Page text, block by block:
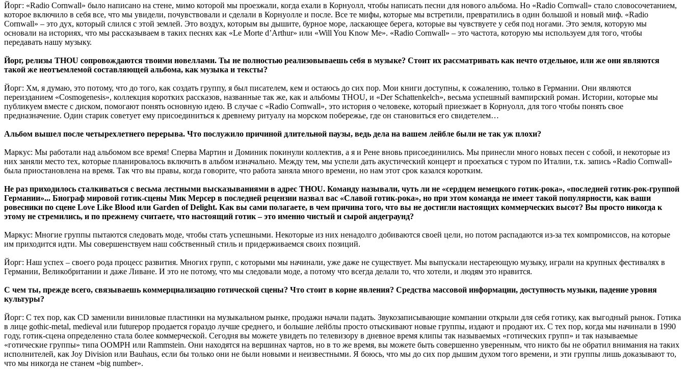
Йорг: «Radio Cornwall» было написано на стене, мимо которой мы проезжали, когда ехали в Корнуолл, чтобы написать песни для нового альбома. Но «Radio Cornwall» стало словосочетанием,
которое включило в себя все, что мы увидели, почувствовали и сделали в Корнуолле и после. Все те мифы, которые мы встретили, превратились в один большой и новый миф. «Radio
Cornwall» – это дух, который слился с этой землей. Это воздух, которым вы дышите, бурное море, ласкающее берега, которые вы чувствуете у себя под ногами. Это земля, которую мы
основали на историях, что мы рассказываем в таких песнях как «Le Morte d’Arthur» или «Will You Know Me». «Radio Cornwall» – это частота, которую мы используем для того, чтобы
передавать нашу музыку.
Йорг, релизы THOU сопровождаются твоими новеллами. Ты не полностью реализовываешь себя в музыке? Стоит их рассматривать как нечто отдельное, или же они являются
такой же неотъемлемой составляющей альбома, как музыка и тексты?
Йорг: Хм, я думаю, это потому, что до того, как создать группу, я был писателем, кем и остаюсь до сих пор. Мои книги доступны, к сожалению, только в Германии. Они являются
переизданием «Cosmogenesis», коллекция коротких рассказов, названные так же, как и альбомы THOU, и «Der Schattenkelch», весьма успешный вампирский роман. Истории, которые мы
публикуем вместе с диском, помогают понять основную идею. В случае с «Radio Cornwall», это история о человеке, который приезжает в Корнуолл, для того чтобы понять свое
предназначение. Один старик советует ему присоединиться к древнему ритуалу на морском побережье, где он становиться его свидетелем…
Альбом вышел после четырехлетнего перерыва. Что послужило причиной длительной паузы, ведь дела на вашем лейбле были не так уж плохи?
Маркус: Мы работали над альбомом все время! Сперва Мартин и Доминик покинули коллектив, а я и Рене вновь присоединились. Мы принесли много новых песен с собой, и некоторые из
них заняли место тех, которые планировалось включить в альбом изначально. Между тем, мы успели дать акустический концерт и проехаться с туром по Италии, т.к. запись «Radio Cornwall»
была приостановлена на время. Так что вы правы, когда говорите, что работа заняла много времени, но нам этот срок казался коротким.
Не раз приходилось сталкиваться с весьма лестными высказываниями в адрес THOU. Команду называли, чуть ли не «сердцем немецкого готик-рока», «последней готик-рок-группой
Германии»... Биограф мировой готик-сцены Мик Мерсер в последней рецензии назвал вас «Славой готик-рока», но при этом команда не имеет такой популярности, как ваши
ровесники по сцене Love Like Blood или Garden of Delight. Как вы сами полагаете, в чем причина того, что вы не достигли настоящих коммерческих высот? Вы просто никогда к
этому не стремились, и по прежнему считаете, что настоящий готик – это именно чистый и сырой андеграунд?
Маркус: Многие группы пытаются следовать моде, чтобы стать успешными. Некоторые из них ненадолго добиваются своей цели, но потом распадаются из-за тех компромиссов, на которые
им приходится идти. Мы совершенствуем наш собственный стиль и придерживаемся своих позиций.
Йорг: Наш успех – своего рода процесс развития. Многих групп, с которыми мы начинали, уже даже не существует. Мы выпускали нестареющую музыку, играли на крупных фестивалях в
Германии, Великобритании и даже Ливане. И это не потому, что мы следовали моде, а потому что всегда делали то, что хотели, и людям это нравится.
С чем ты, прежде всего, связываешь коммерциализацию готической сцены? Что стоит в корне явления? Средства массовой информации, доступность музыки, падение уровня
культуры?
Йорг: С тех пор, как CD заменили виниловые пластинки на музыкальном рынке, продажи начали падать. Звукозаписывающие компании открыли для себя готику, как выгодный рынок. Готика
в лице gothic-metal, medieval или futurepop продается гораздо лучше среднего, и большие лейблы просто отыскивают новые группы, издают и продают их. С тех пор, когда мы начинали в 1990
году, готик-сцена определенно стала более коммерческой. Сегодня вы можете увидеть по телевизору в дневное время клипы так называемых «готических групп» и так называемые
«готические группы» типа OOMPH или Rammstein. Они находятся на вершинах чартов, но в то же время, вы можете быть совершенно уверенным, что никто бы не обратил внимания на таких
исполнителей, как Joy Division или Bauhaus, если бы только они не были новыми и неизвестными. Я боюсь, что мы до сих пор дышим духом того времени, и эти группы лишь доказывают то,
что мы никогда не станем «big number».